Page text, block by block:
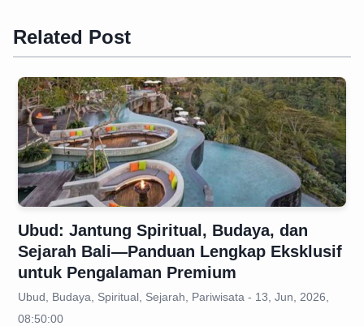
Related Post
Ubud: Jantung Spiritual, Budaya, dan
Sejarah Bali—Panduan Lengkap Eksklusif
untuk Pengalaman Premium
Ubud, Budaya, Spiritual, Sejarah, Pariwisata - 13, Jun, 2026,
08:50:00